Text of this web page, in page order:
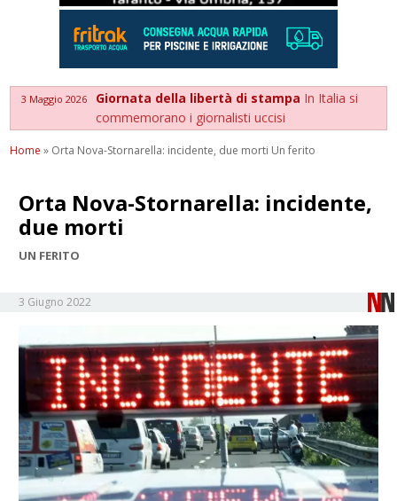
3 Maggio 2026 Giornata della libertà di stampa In Italia si
commemorano i giornalisti uccisi
Home » Orta Nova-Stornarella: incidente, due morti Un ferito
Orta Nova-Stornarella: incidente,
due morti
UN FERITO
3 Giugno 2022